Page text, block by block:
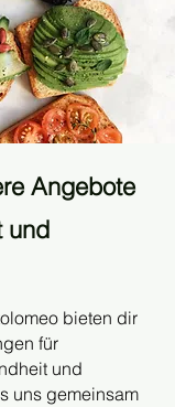
Angebote
und
bieten dir
für
und
uns gemeinsam